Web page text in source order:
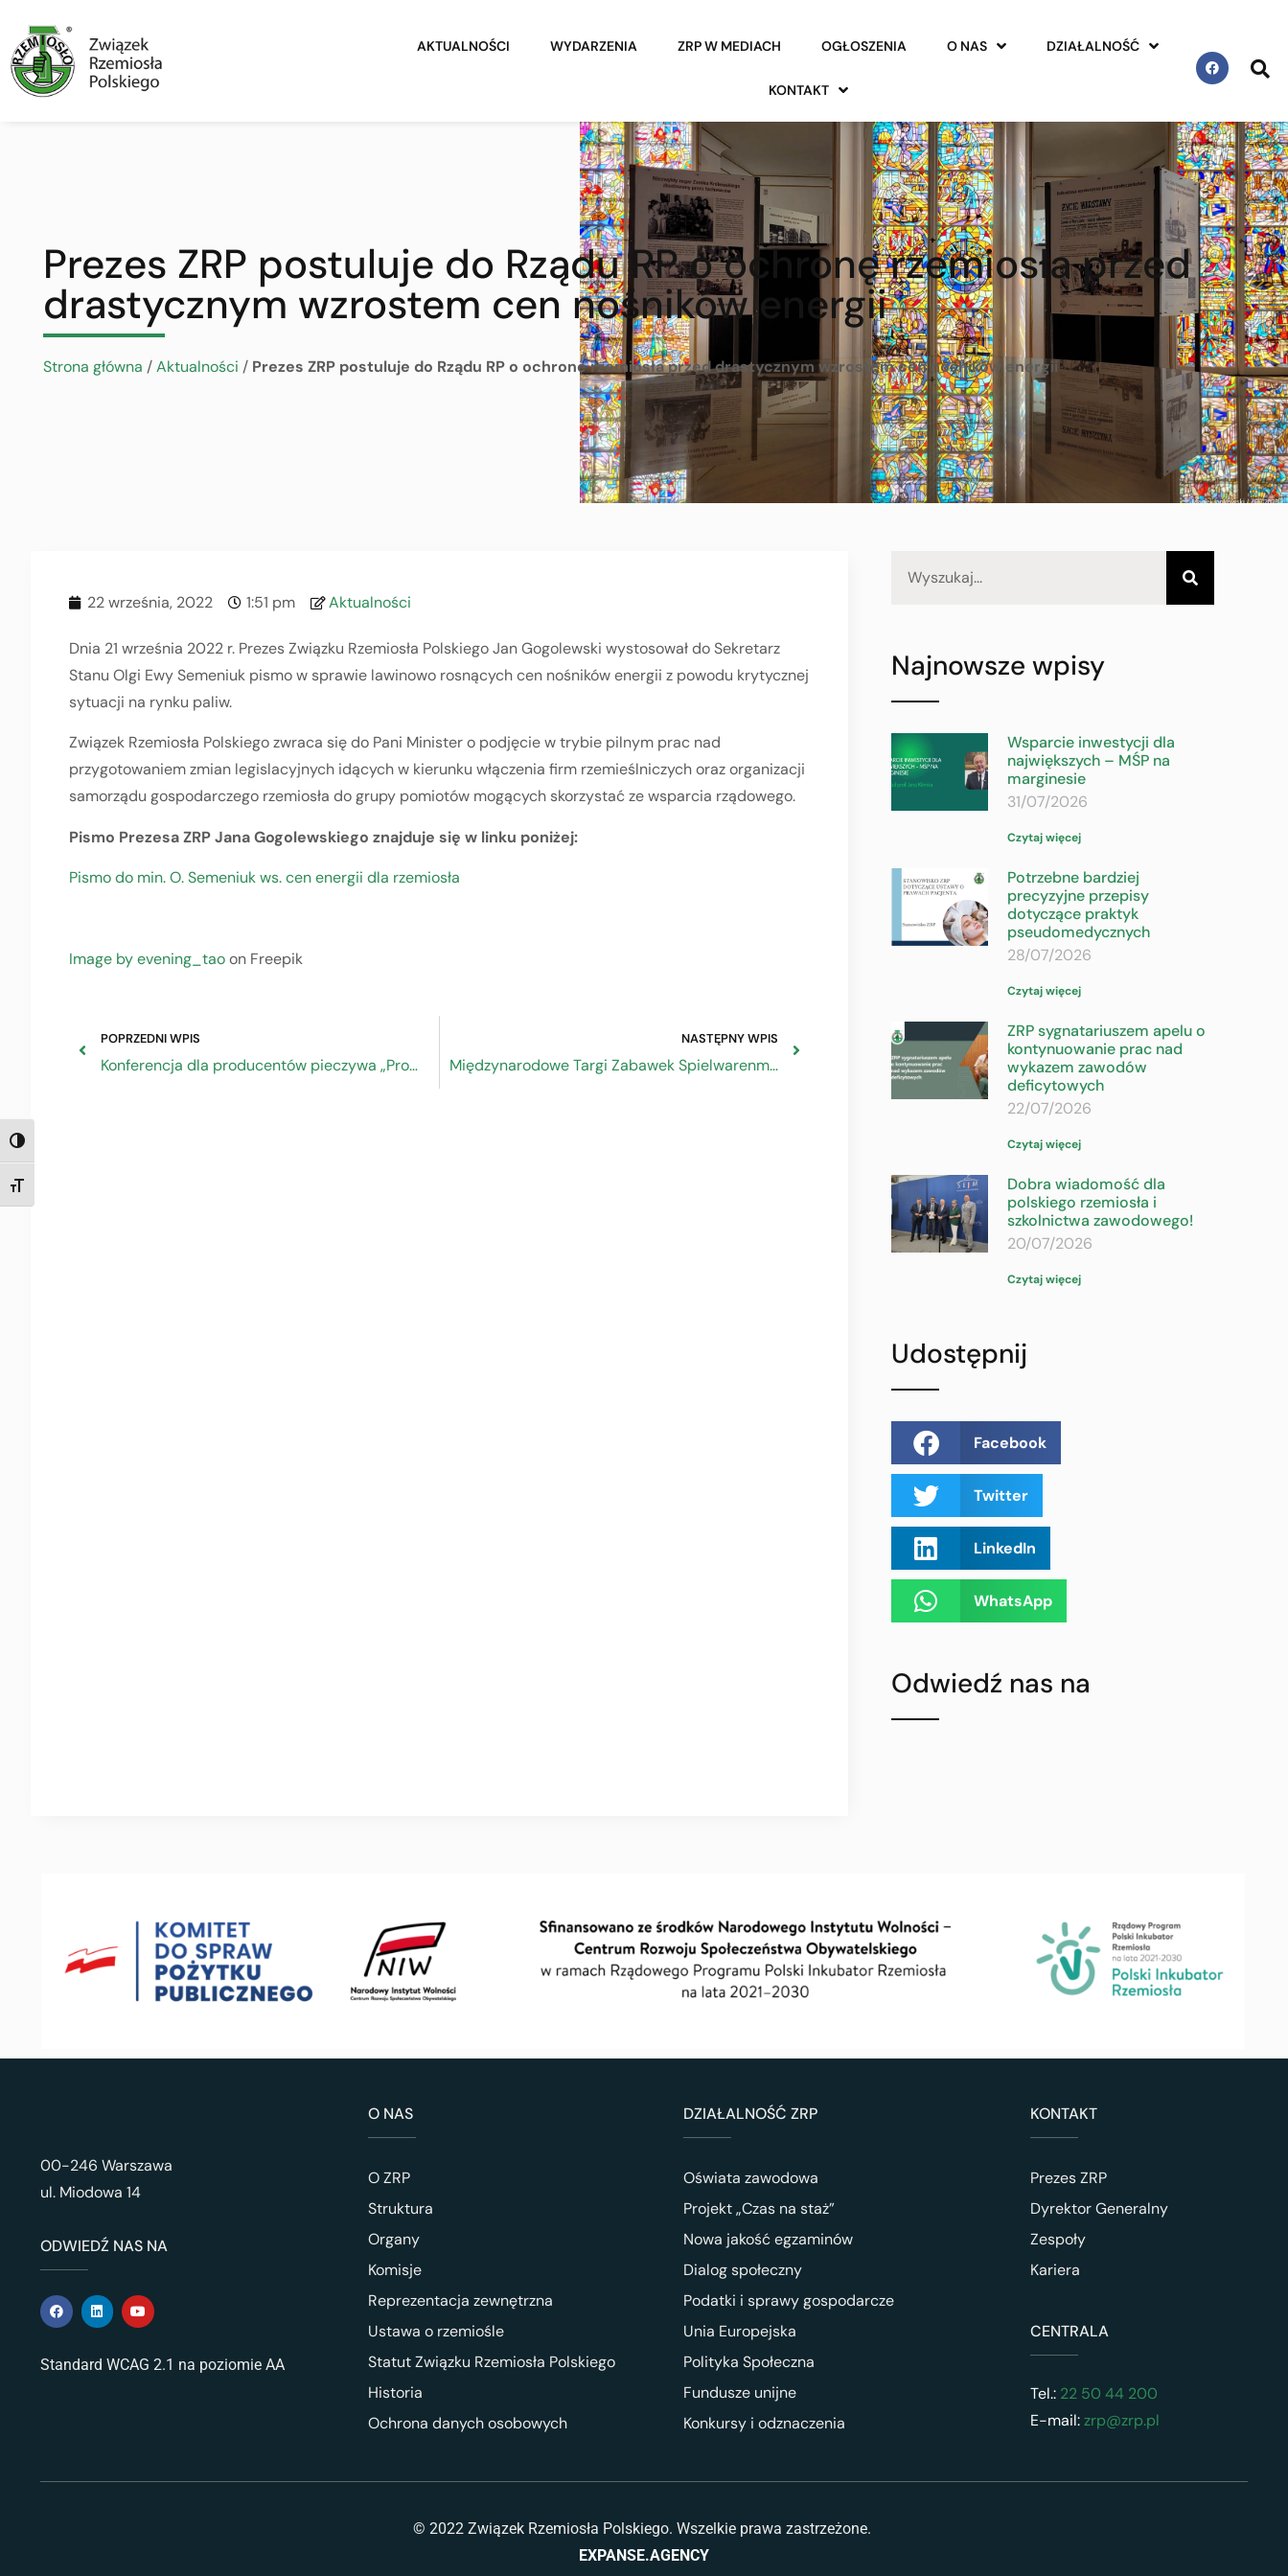
TOGGLE HIGH CONTRAST
TOGGLE FONT SIZE
AKTUALNOŚCI WYDARZENIA ZRP W MEDIACH OGŁOSZENIA O NAS DZIAŁALNOŚĆ
KONTAKT
Prezes ZRP postuluje do Rządu RP o ochronę rzemiosła przed
drastycznym wzrostem cen nośników energii
Strona główna /Aktualności / Prezes ZRP postuluje do Rządu RP o ochronę rzemiosła przed drastycznym wzrostem cen nośników energii
22 września, 2022 1:51 pm Aktualności
Dnia 21 września 2022 r. Prezes Związku Rzemiosła Polskiego Jan Gogolewski wystosował do Sekretarz
Stanu Olgi Ewy Semeniuk pismo w sprawie lawinowo rosnących cen nośników energii z powodu krytycznej
sytuacji na rynku paliw.
Związek Rzemiosła Polskiego zwraca się do Pani Minister o podjęcie w trybie pilnym prac nad
przygotowaniem zmian legislacyjnych idących w kierunku włączenia firm rzemieślniczych oraz organizacji
samorządu gospodarczego rzemiosła do grupy pomiotów mogących skorzystać ze wsparcia rządowego.
Pismo Prezesa ZRP Jana Gogolewskiego znajduje się w linku poniżej:
Pismo do min. O. Semeniuk ws. cen energii dla rzemiosła
Image by evening_taoon Freepik
POPRZEDNI WPIS
Konferencja dla producentów pieczywa „Promocja wysokiej jakości pieczywa i przetworów zbożowych na rynku krajowym”-27.10.2022 r.
NASTĘPNY WPIS
Międzynarodowe Targi Zabawek Spielwarenmesse 2023
Najnowsze wpisy
Wsparcie inwestycji dla
największych – MŚP na
marginesie
31/07/2026
Czytaj więcej
Potrzebne bardziej
precyzyjne przepisy
dotyczące praktyk
pseudomedycznych
28/07/2026
Czytaj więcej
ZRP sygnatariuszem apelu o
kontynuowanie prac nad
wykazem zawodów
deficytowych
22/07/2026
Czytaj więcej
Dobra wiadomość dla
polskiego rzemiosła i
szkolnictwa zawodowego!
20/07/2026
Czytaj więcej
Udostępnij
Facebook
Twitter
LinkedIn
WhatsApp
Odwiedź nas na
00-246 Warszawa
ul. Miodowa 14
ODWIEDŹ NAS NA
Standard WCAG 2.1 na poziomie AA
O NAS
O ZRP
Struktura
Organy
Komisje
Reprezentacja zewnętrzna
Ustawa o rzemiośle
Statut Związku Rzemiosła Polskiego
Historia
Ochrona danych osobowych
DZIAŁALNOŚĆ ZRP
Oświata zawodowa
Projekt „Czas na staż”
Nowa jakość egzaminów
Dialog społeczny
Podatki i sprawy gospodarcze
Unia Europejska
Polityka Społeczna
Fundusze unijne
Konkursy i odznaczenia
KONTAKT
Prezes ZRP
Dyrektor Generalny
Zespoły
Kariera
CENTRALA
Tel.:22 50 44 200
E-mail:zrp@zrp.pl
© 2022 Związek Rzemiosła Polskiego. Wszelkie prawa zastrzeżone.
EXPANSE.AGENCY